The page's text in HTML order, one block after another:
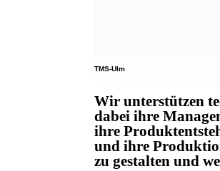
TMS-Ulm
Wir unterstützen
dabei ihre
ihre
und ihre
zu gestalten und